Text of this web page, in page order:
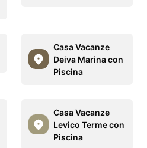
Casa Vacanze
Deiva Marina con
Piscina
Casa Vacanze
Levico Terme con
Piscina